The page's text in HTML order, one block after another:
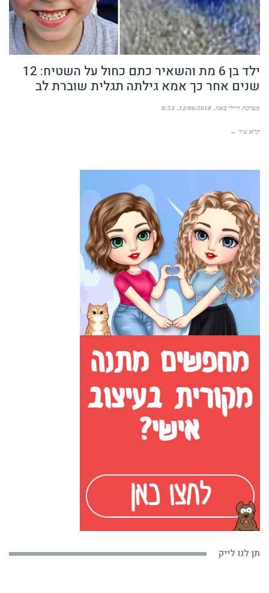
ילד בן 6 מת והשאיר כתם כחול על השטיח: 12
שנים אחר כך אמא גילתה תגלית שוברת לב
מערכת דיילי באזז 12/06/2018
8:53
קרא עוד ←
תן לנו לייק